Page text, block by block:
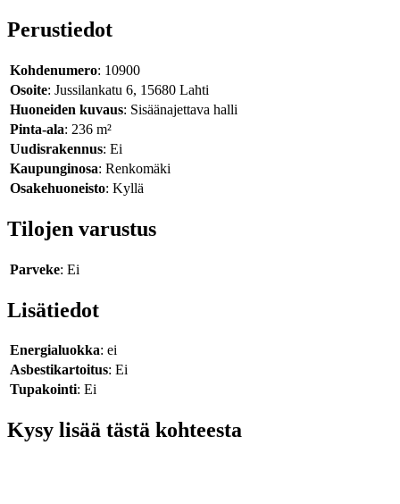
Perustiedot
Kohdenumero: 10900
Osoite: Jussilankatu 6, 15680 Lahti
Huoneiden kuvaus: Sisäänajettava halli
Pinta-ala: 236 m²
Uudisrakennus: Ei
Kaupunginosa: Renkomäki
Osakehuoneisto: Kyllä
Tilojen varustus
Parveke: Ei
Lisätiedot
Energialuokka: ei
Asbestikartoitus: Ei
Tupakointi: Ei
Kysy lisää tästä kohteesta